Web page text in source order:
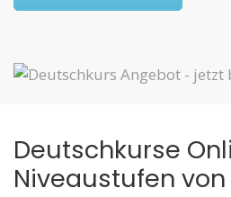
Deutschkurse
Niveaustufen von